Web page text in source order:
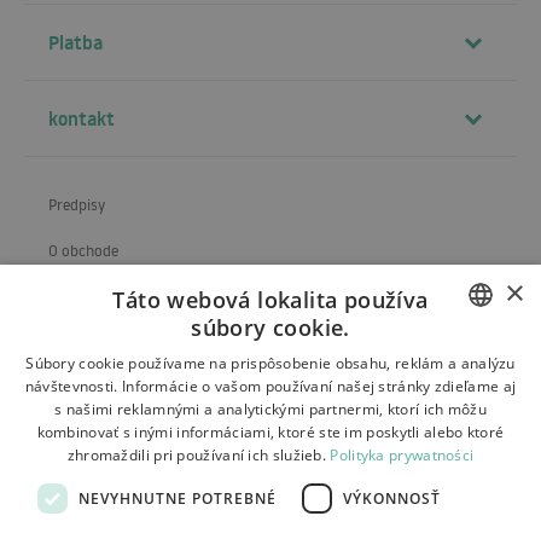
Platba
kontakt
Predpisy
O obchode
Vrátenie a reklamácia
Platby
Kontakt
POLISH
CZECH
×
Táto webová lokalita používa
súbory cookie.
Súbory cookie používame na prispôsobenie obsahu, reklám a analýzu
návštevnosti. Informácie o vašom používaní našej stránky zdieľame aj
s našimi reklamnými a analytickými partnermi, ktorí ich môžu
kombinovať s inými informáciami, ktoré ste im poskytli alebo ktoré
zhromaždili pri používaní ich služieb. Polityka prywatności
NEVYHNUTNE POTREBNÉ VÝKONNOSŤ